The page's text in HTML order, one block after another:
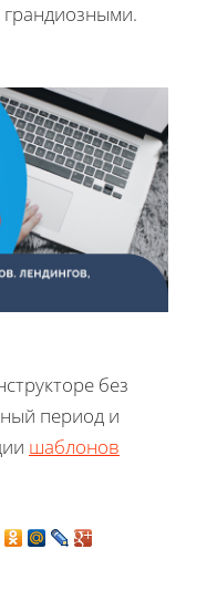
грандиозными.
без
период и
шаблонов